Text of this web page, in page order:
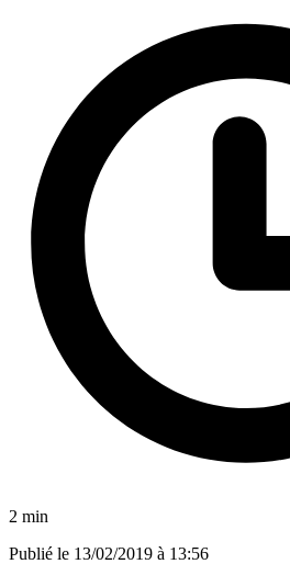
2 min
Publié le 13/02/2019 à 13:56